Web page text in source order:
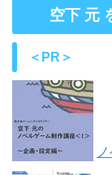
空下 元
＜PR＞